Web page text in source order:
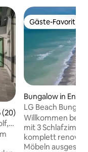
(20)
Gäste-Favorit
Gäste-Favorit
Bungalow in
LG Beach
zur Bucht und
Willkommen bei
mit 3
komplett
Möbeln